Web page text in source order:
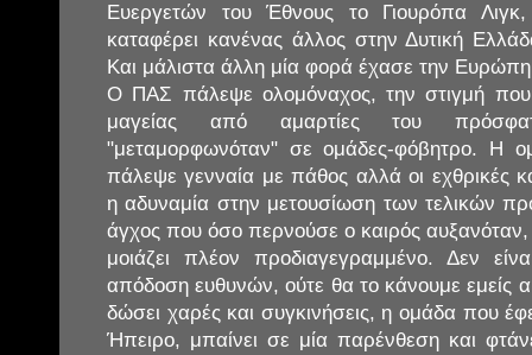
Ευεργετών του Έθνους το Γιουρόπα
καταφέρει κανένας άλλος στην Δυτική
Και μάλιστα άλλη μία φορά έχασε την
Ο ΠΑΣ πάλεψε ολομόναχος, την στιγμή που
μαγείας από αμαρτίες του
"μεταμορφωνόταν" σε ομάδες-φόβητρο. Η
πάλεψε γενναία με πάθος αλλά οι εχθρικές
η αδυναμία στην μετουσίωση των τελικών
άγχος που όσο περνούσε ο καιρός
μοιάζει πλέον προδιαγεγραμμένο. Δεν
απόδοση ευθυνών, ούτε θα το κάνουμε εμείς
δώσει χαρές και συγκινήσεις, η ομάδα που
Ήπειρο, μπαίνει σε μία παρένθεση και